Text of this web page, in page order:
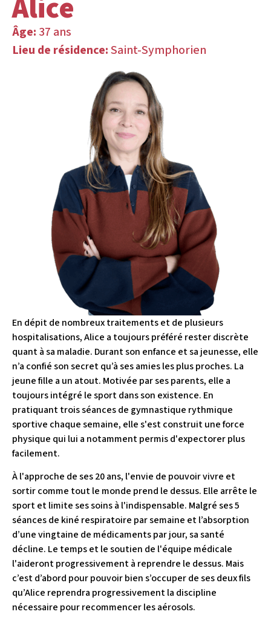
Alice
Âge: 37 ans
Lieu de résidence:Saint-Symphorien
En dépit de nombreux traitements et de plusieurs
hospitalisations, Alice a toujours préféré rester discrète
quant à sa maladie. Durant son enfance et sa jeunesse, elle
n’a confié son secret qu’à ses amies les plus proches. La
jeune fille a un atout. Motivée par ses parents, elle a
toujours intégré le sport dans son existence. En
pratiquant trois séances de gymnastique rythmique
sportive chaque semaine, elle s'est construit une force
physique qui lui a notamment permis d'expectorer plus
facilement.
À l'approche de ses 20 ans, l'envie de pouvoir vivre et
sortir comme tout le monde prend le dessus. Elle arrête le
sport et limite ses soins à l'indispensable. Malgré ses 5
séances de kiné respiratoire par semaine et l’absorption
d’une vingtaine de médicaments par jour, sa santé
décline. Le temps et le soutien de l'équipe médicale
l'aideront progressivement à reprendre le dessus. Mais
c’est d’abord pour pouvoir bien s’occuper de ses deux fils
qu’Alice reprendra progressivement la discipline
nécessaire pour recommencer les aérosols.